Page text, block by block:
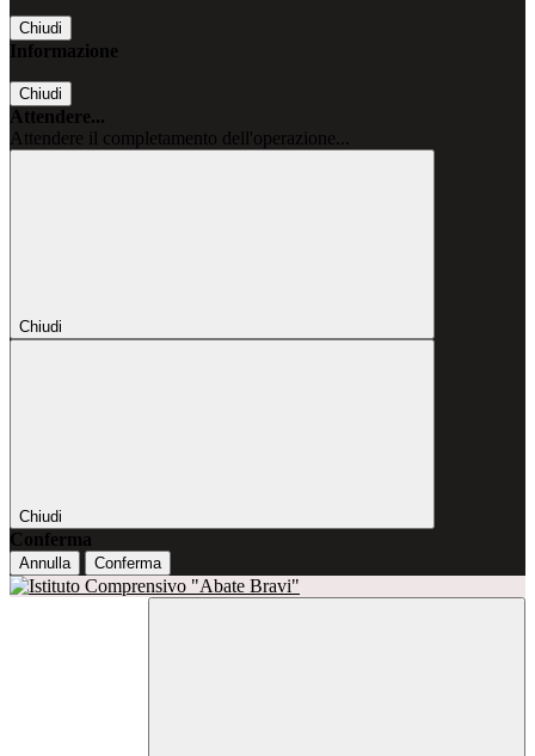
Chiudi
Informazione
Chiudi
Attendere...
Attendere il completamento dell'operazione...
Chiudi
Chiudi
Conferma
Annulla Conferma